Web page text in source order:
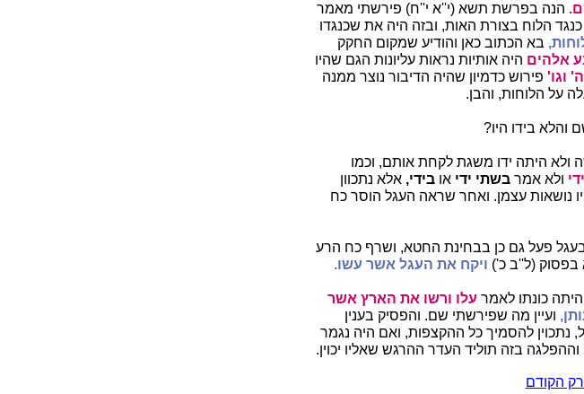
הנה בפרשת תשא (י''א י''ח) פירשתי מאמר
הלוח בצורת האות, ובזה היה את שכנגדו
בא הכתוב כאן והודיע שמקום החקק
אלהים היה אותיות נראות עליונות הגם שהיו
וגו' פירוש כדמיון שהיה הדיבור נוצר ממנה
על הלוחות, והבן.
והלא בידו היו?
ולא היתה ידו משגת לקחת אותם, וכמו
ולא אמר בשתי ידי או בידי, אלא נתכוון
נושאות עצמן. ואחר שראה העגל הוסר כח
פעל גם כן בבחינת החטא, ושרף כח הרע
(ל''ב כ') ויקח את העגל אשר עשו.
כונתו לאמר עלו ורשו את הארץ אשר
ועיין מה שפירשתי שם. והפסיק בענין
להסמיך כל ההקצפות, ואם היה נגמר
בזה תוליד העדר ההרגש שאליו יכוין.
הקודם